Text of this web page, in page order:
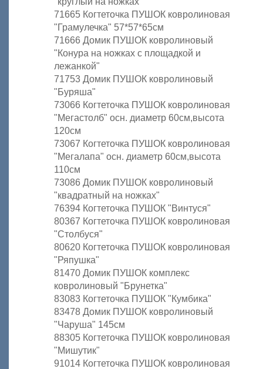
71665 Когтеточка ПУШОК ковролиновая
"Грамулечка" 57*57*65см
71666 Домик ПУШОК ковролиновый
"Конура на ножках с площадкой и
лежанкой"
71753 Домик ПУШОК ковролиновый
"Буряша"
73066 Когтеточка ПУШОК ковролиновая
"Мегастолб" осн. диаметр 60см,высота
120см
73067 Когтеточка ПУШОК ковролиновая
"Мегалапа" осн. диаметр 60см,высота
110см
73086 Домик ПУШОК ковролиновый
"квадратный на ножках"
76394 Когтеточка ПУШОК "Винтуся"
80367 Когтеточка ПУШОК ковролиновая
"Столбуся"
80620 Когтеточка ПУШОК ковролиновая
"Ряпушка"
81470 Домик ПУШОК комплекс
ковролиновый "Брунетка"
83083 Когтеточка ПУШОК "Кумбика"
83478 Домик ПУШОК ковролиновый
"Чаруша" 145см
88305 Когтеточка ПУШОК ковролиновая
"Мишутик"
91014 Когтеточка ПУШОК ковролиновая